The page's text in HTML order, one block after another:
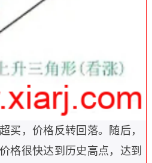
买，价格反转回落。随后，
格很快达到历史高点，达到